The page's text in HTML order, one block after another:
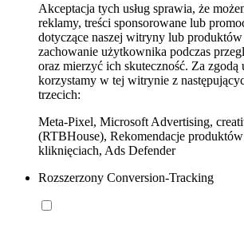
Akceptacja tych usług sprawia, że
reklamy, treści sponsorowane lub
dotyczące naszej witryny lub
zachowanie użytkownika podczas
oraz mierzyć ich skuteczność. Za
korzystamy w tej witrynie z
trzecich:
Meta-Pixel, Microsoft Advertising,
(RTBHouse), Rekomendacje produktów
kliknięciach, Ads Defender
Rozszerzony Conversion-Tracking